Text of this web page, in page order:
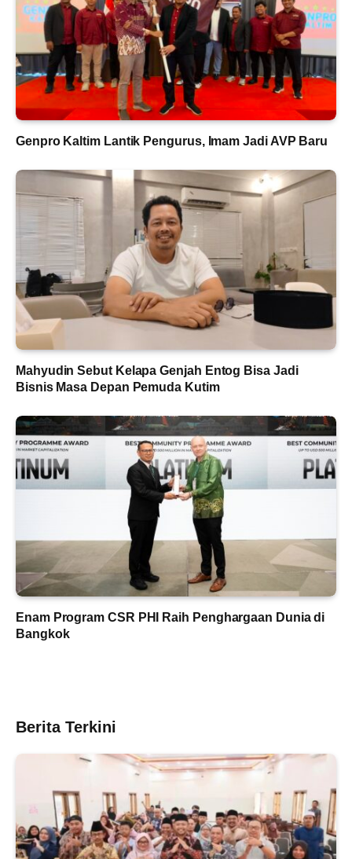
Genpro Kaltim Lantik Pengurus, Imam Jadi AVP Baru
Mahyudin Sebut Kelapa Genjah Entog Bisa Jadi
Bisnis Masa Depan Pemuda Kutim
Enam Program CSR PHI Raih Penghargaan Dunia di
Bangkok
Berita Terkini